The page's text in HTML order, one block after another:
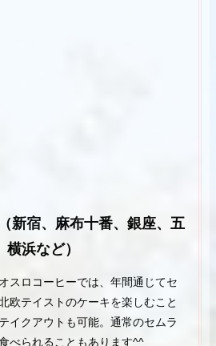
新宿、麻布十番、銀座、五
浜など）
スロコーヒーでは、年間通じてセ
欧テイストのケーキを楽しむこと
イクアウトも可能。通常のセムラ
べられることもあります^^